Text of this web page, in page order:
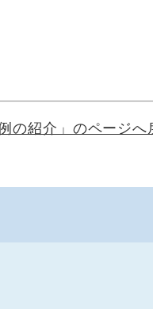
の紹介」のページへ